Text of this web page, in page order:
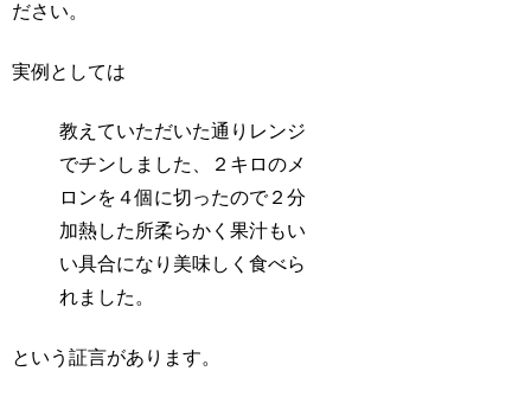
ださい。
実例としては
教えていただいた通りレンジ
でチンしました、２キロのメ
ロンを４個に切ったので２分
加熱した所柔らかく果汁もい
い具合になり美味しく食べら
れました。
という証言があります。